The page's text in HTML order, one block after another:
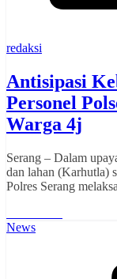
redaksi
Antisipasi
Personel
Warga 4j
Serang – Dalam
dan lahan (Karhutla)
Polres Serang
News